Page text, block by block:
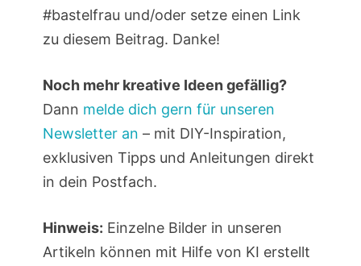
#bastelfrau und/oder setze einen Link
zu diesem Beitrag. Danke!
Noch mehr kreative Ideen gefällig?
Dann melde dich gern für unseren
Newsletter an – mit DIY-Inspiration,
exklusiven Tipps und Anleitungen direkt
in dein Postfach.
Hinweis: Einzelne Bilder in unseren
Artikeln können mit Hilfe von KI erstellt